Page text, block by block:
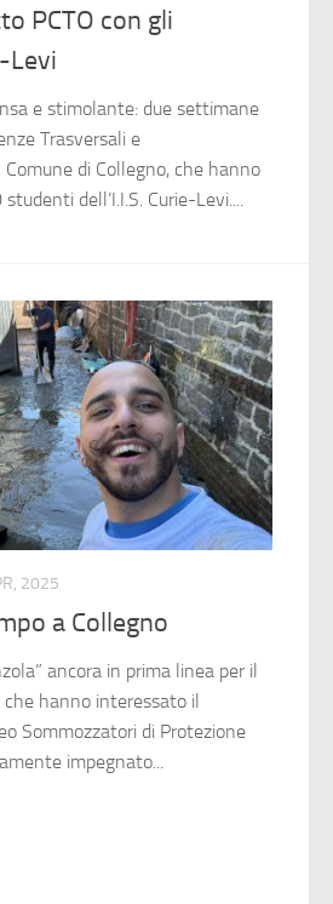
PCTO con gli
Levi
e stimolante: due settimane
Trasversali e
di Collegno, che hanno
dell’I.I.S. Curie-Levi....
2025
a Collegno
ancora in prima linea per il
hanno interessato il
Sommozzatori di Protezione
impegnato...